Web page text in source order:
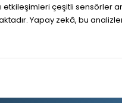
çeşitli sensörler
Yapay zekâ, bu